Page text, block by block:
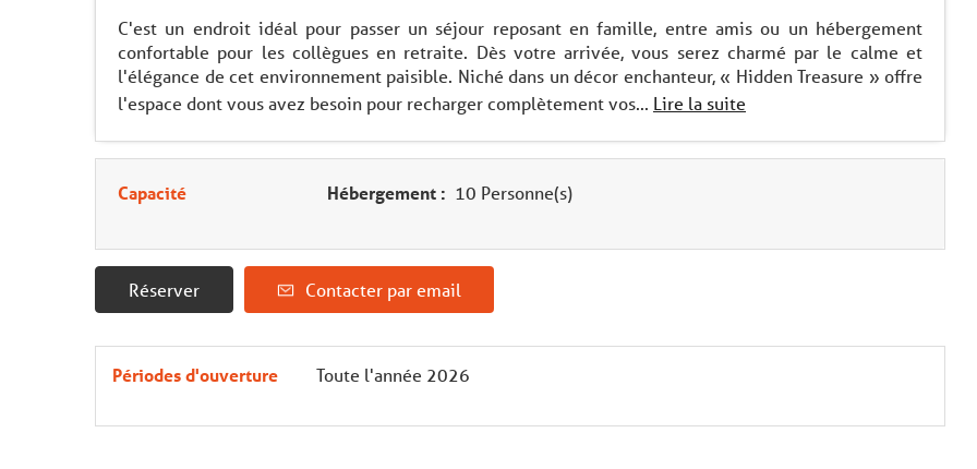
C'est un endroit idéal pour passer un séjour reposant en famille, entre amis ou un hébergement
confortable pour les collègues en retraite. Dès votre arrivée, vous serez charmé par le calme et
l'élégance de cet environnement paisible. Niché dans un décor enchanteur, « Hidden Treasure » offre
l'espace dont vous avez besoin pour recharger complètement vos... Lire la suite
Capacité Hébergement : 10 Personne(s)
Réserver Contacter par email
Périodes d'ouverture Toute l'année 2026